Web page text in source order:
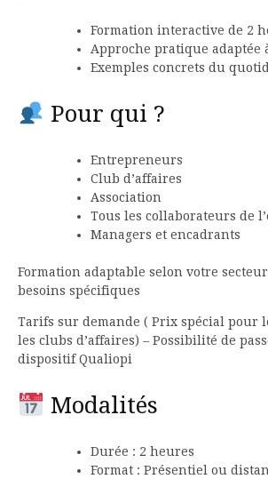
Formation interactive de 2
Approche pratique adaptée
Exemples concrets du
Pour qui ?
Entrepreneurs
Club d’affaires
Association
Tous les collaborateurs de
Managers et encadrants
Formation adaptable selon votre
besoins spécifiques
Tarifs sur demande ( Prix spécial pour
les clubs d’affaires) – Possibilité de
dispositif Qualiopi
Modalités
Durée : 2 heures
Format : Présentiel ou